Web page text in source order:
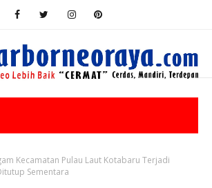
Kecamatan Pulau Laut Kotabaru Terjadi
Sementara